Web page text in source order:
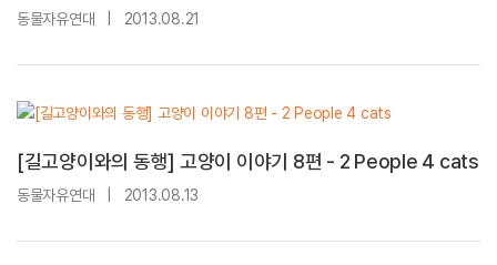
동물자유연대 2013.08.21
[길고양이와의 동행] 고양이 이야기 8편 - 2 People 4 cats
동물자유연대 2013.08.13